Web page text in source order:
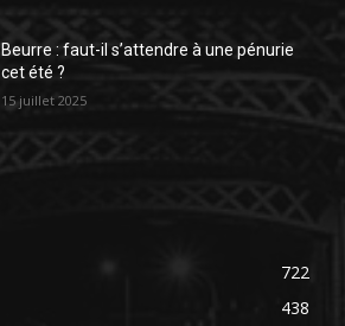
Beurre : faut-il s’attendre à une pénurie
cet été ?
15 juillet 2025
722
438